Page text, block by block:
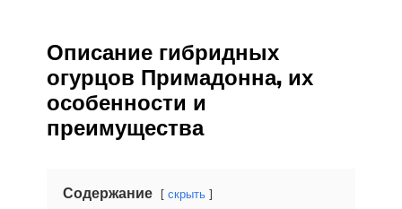
Описание гибридных
огурцов Примадонна, их
особенности и
преимущества
Содержание скрыть